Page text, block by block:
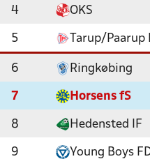
4 OKS
5 Tarup/Paarup
6 Ringkøbing
7 Horsens fS
8 Hedensted IF
9 Young Boys